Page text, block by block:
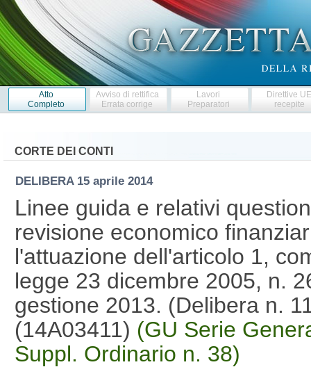
Atto
Completo
Avviso di rettifica
Errata corrige
Lavori
Preparatori
Direttive
recepite
CORTE DEI CONTI
DELIBERA 15 aprile 2014
Linee guida e relativi
revisione economico
l'attuazione dell'articolo 1,
legge 23 dicembre 2005, n.
gestione 2013. (Delibera n.
(14A03411) (GU Serie
Suppl. Ordinario n. 38)